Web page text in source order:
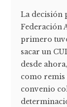
La decisión
Federación
primero
sacar un
desde
como remis
convenio